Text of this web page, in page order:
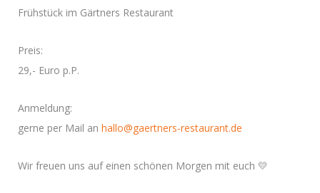
Frühstück im Gärtners Restaurant
Preis:
29,- Euro p.P.
Anmeldung:
gerne per Mail an hallo@gaertners-restaurant.de
Wir freuen uns auf einen schönen Morgen mit euch 💛